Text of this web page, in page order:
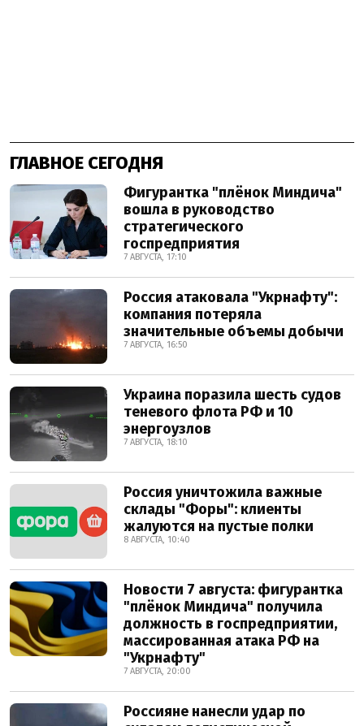
ГЛАВНОЕ СЕГОДНЯ
Фигурантка "плёнок Миндича"
вошла в руководство
стратегического
госпредприятия
7 АВГУСТА, 17:10
Россия атаковала "Укрнафту":
компания потеряла
значительные объемы добычи
7 АВГУСТА, 16:50
Украина поразила шесть судов
теневого флота РФ и 10
энергоузлов
7 АВГУСТА, 18:10
Россия уничтожила важные
склады "Форы": клиенты
жалуются на пустые полки
8 АВГУСТА, 10:40
Новости 7 августа: фигурантка
"плёнок Миндича" получила
должность в госпредприятии,
массированная атака РФ на
"Укрнафту"
7 АВГУСТА, 20:00
Россияне нанесли удар по